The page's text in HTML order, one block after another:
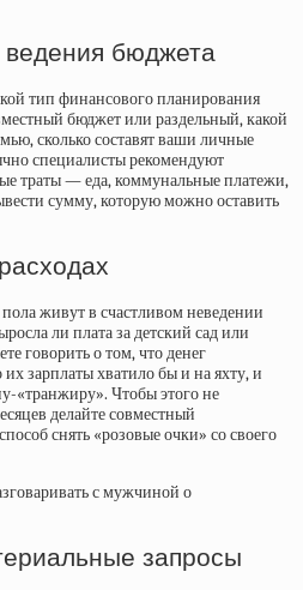
бюджета
тип финансового планирования
бюджет или раздельный, какой
сколько составят ваши личные
специалисты рекомендуют
траты — еда, коммунальные платежи,
сумму, которую можно оставить
живут в счастливом неведении
ли плата за детский сад или
говорить о том, что денег
зарплаты хватило бы и на яхту, и
«транжиру». Чтобы этого не
делайте совместный
снять «розовые очки» со своего
запросы